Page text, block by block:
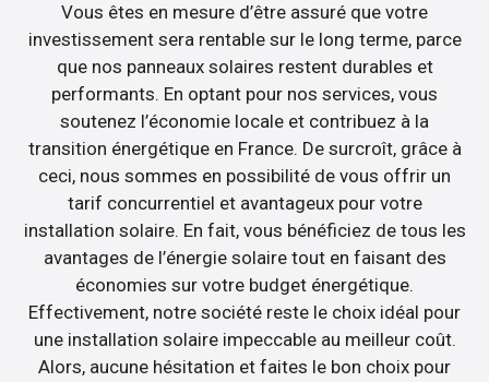
Vous êtes en mesure d’être assuré que votre
investissement sera rentable sur le long terme, parce
que nos panneaux solaires restent durables et
performants. En optant pour nos services, vous
soutenez l’économie locale et contribuez à la
transition énergétique en France. De surcroît, grâce à
ceci, nous sommes en possibilité de vous offrir un
tarif concurrentiel et avantageux pour votre
installation solaire. En fait, vous bénéficiez de tous les
avantages de l’énergie solaire tout en faisant des
économies sur votre budget énergétique.
Effectivement, notre société reste le choix idéal pour
une installation solaire impeccable au meilleur coût.
Alors, aucune hésitation et faites le bon choix pour